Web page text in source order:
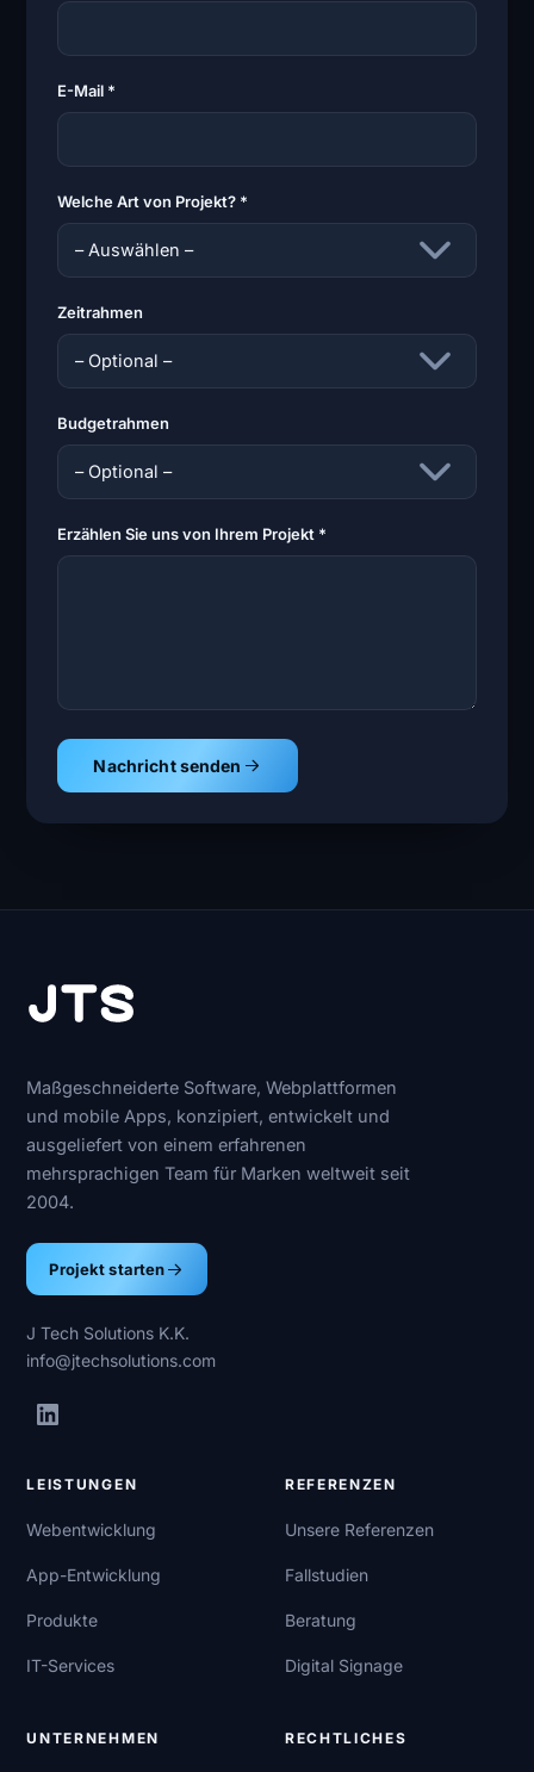
E-Mail *
Welche Art von Projekt? *
Zeitrahmen
Budgetrahmen
Erzählen Sie uns von Ihrem Projekt *
Nachricht senden
Maßgeschneiderte Software, Webplattformen
und mobile Apps, konzipiert, entwickelt und
ausgeliefert von einem erfahrenen
mehrsprachigen Team für Marken weltweit seit
2004.
Projekt starten
J Tech Solutions K.K.
info@jtechsolutions.com
LEISTUNGEN
Webentwicklung
App-Entwicklung
Produkte
IT-Services
REFERENZEN
Unsere Referenzen
Fallstudien
Beratung
Digital Signage
UNTERNEHMEN RECHTLICHES